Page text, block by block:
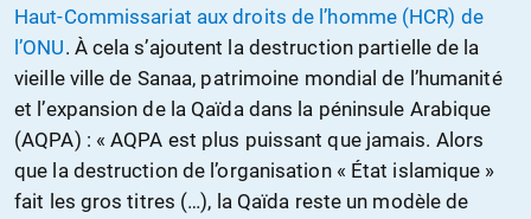
Haut-Commissariat aux droits de l’homme (HCR) de
l’ONU. À cela s’ajoutent la destruction partielle de la
vieille ville de Sanaa, patrimoine mondial de l’humanité
et l’expansion de la Qaïda dans la péninsule Arabique
(AQPA) : « AQPA est plus puissant que jamais. Alors
que la destruction de l’organisation « État islamique »
fait les gros titres (…), la Qaïda reste un modèle de